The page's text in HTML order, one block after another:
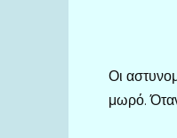
Οι
μωρό.